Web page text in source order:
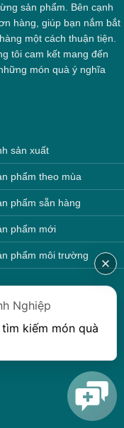
sản phẩm. Bên cạnh
hàng, giúp bạn nắm bắt
một cách thuận tiện.
tôi cam kết mang đến
món quà ý nghĩa
sản xuất
phẩm theo mùa
phẩm sẵn hàng
phẩm mới
phẩm môi trường
Nghiệp
kiếm món quà